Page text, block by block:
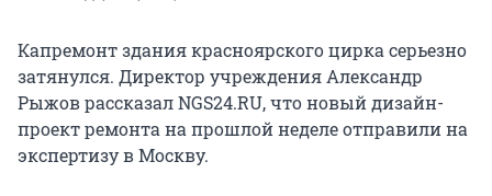
Капремонт здания красноярского цирка серьезно
затянулся. Директор учреждения Александр
Рыжов рассказал NGS24.RU, что новый дизайн-
проект ремонта на прошлой неделе отправили на
экспертизу в Москву.